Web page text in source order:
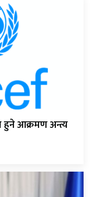
हुने आक्रमण अन्त्य